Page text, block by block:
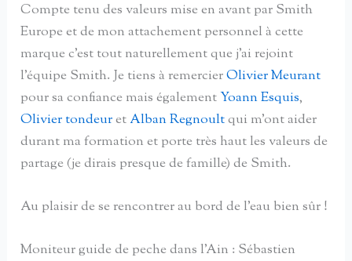
Compte tenu des valeurs mise en avant par Smith
Europe et de mon attachement personnel à cette
marque c’est tout naturellement que j’ai rejoint
l’équipe Smith. Je tiens à remercierOlivier Meurant
pour sa confiance mais égalementYoann Esquis,
Olivier tondeuretAlban Regnoultqui m’ont aider
durant ma formation et porte très haut les valeurs de
partage (je dirais presque de famille) de Smith.
Au plaisir de se rencontrer au bord de l’eau bien sûr !
Moniteur guide de peche dans l'Ain : Sébastien